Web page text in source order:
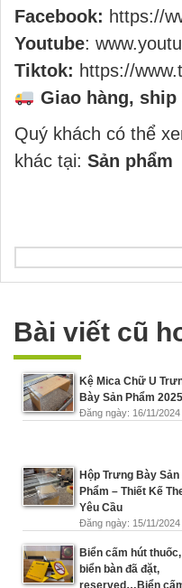
Facebook: https://
Youtube:
Tiktok: https://
Giao hàng,
Quý khách có thể
khác tại: Sản phẩm
Bài viết cũ
Kệ Mica Chữ U
Bày Sản Phẩm 2025
Đăng ngày: 16/11/2024
Hộp Trưng Bày Sản
Phẩm – Thiết Kế
Yêu Cầu
Đăng ngày: 15/11/2024
Biển cấm hút thuốc,
biển bàn đã đặt,
reserved…Biển